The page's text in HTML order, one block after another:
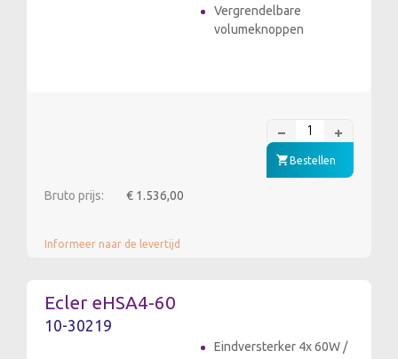
Vergrendelbare
volumeknoppen
Bestellen
Bruto prijs: € 1.536,00
Informeer naar de levertijd
Ecler eHSA4-60
10-30219
Eindversterker 4x 60W /